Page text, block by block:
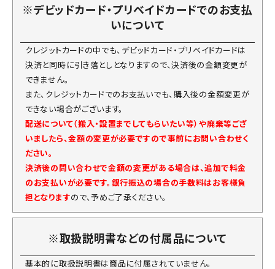
※デビッドカード・プリベイドカードでのお支払
いについて
クレジットカードの中でも、デビッドカード・プリベイドカードは
決済と同時に引き落としとなりますので、決済後の金額変更が
できません。
また、クレジットカードでのお支払いでも、購入後の金額変更が
できない場合がございます。
配送について（搬入・設置までしてもらいたい等）や廃棄等ござ
いましたら、金額の変更が必要ですので事前にお問い合わせく
ださい。
決済後の問い合わせで金額の変更がある場合は、追加で料金
のお支払いが必要です。銀行振込の場合の手数料はお客様負
担となりますので、予めご了承ください。
※取扱説明書などの付属品について
基本的に取扱説明書は商品に付属されていません。